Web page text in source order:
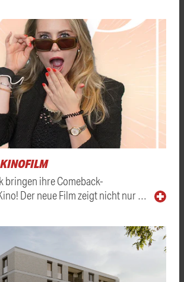
bringen ihre Comeback-
Der neue Film zeigt nicht nur …